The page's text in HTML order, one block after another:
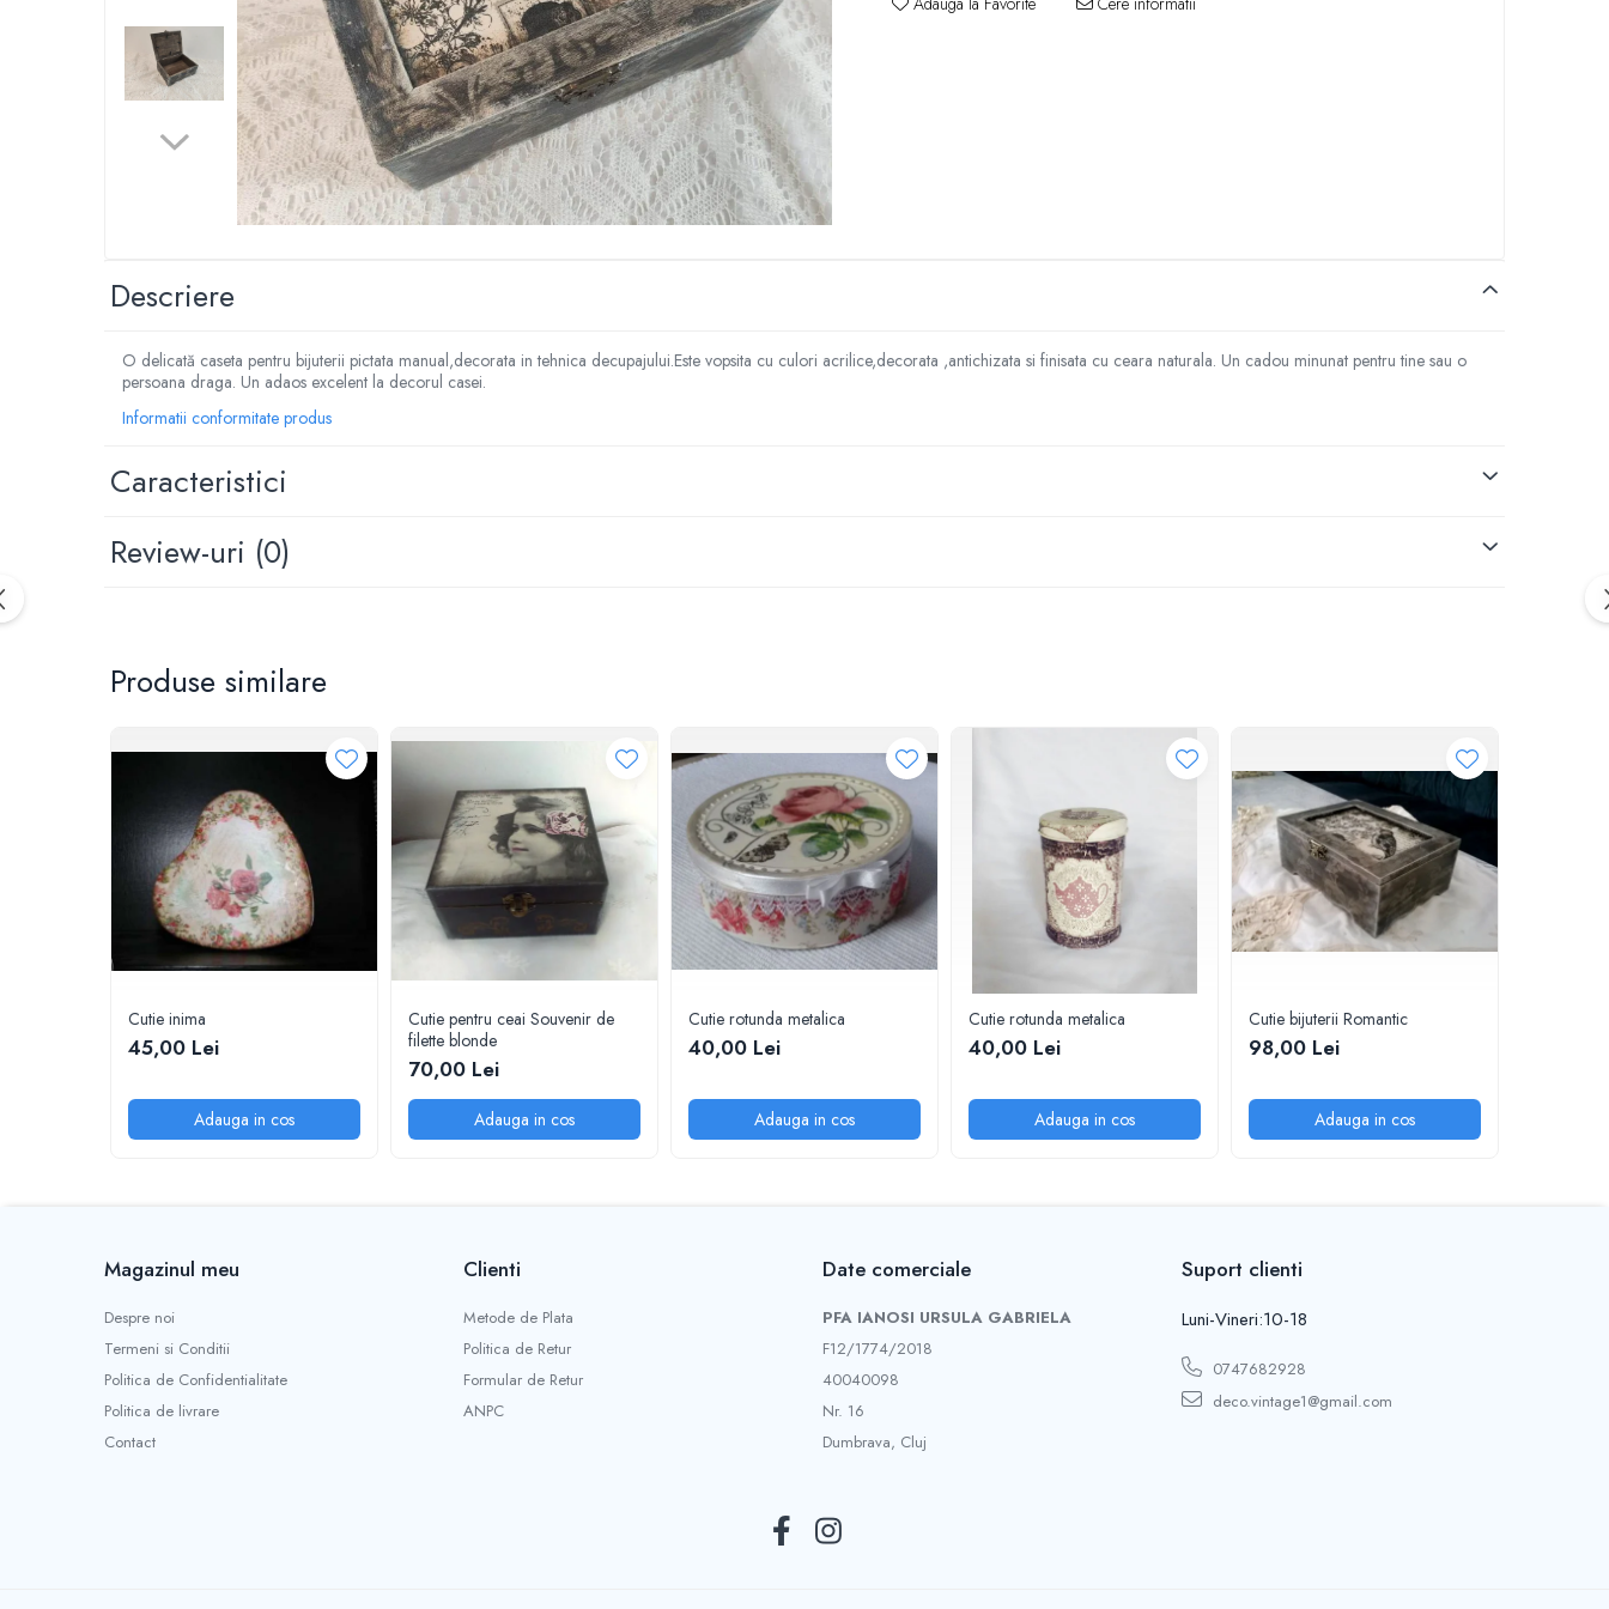
Crăciun Vintage – Globuri și
Decorațiuni Handmade cu Suflet și
Cutii și Casete Bijuterii Handmade –
Eleganță Unicat pentru Comori Personale
Corpuri de Iluminat și Lămpi Handmade
– Lumină cu Stil și Poveste
Descriere
O delicată caseta pentru bijuterii pictata manual,decorata in tehnica decupajului.Este vopsita cu culori acrilice,decorata ,antichizata si finisata cu ceara naturala. Un cadou minunat pentru tine sau o
persoana draga. Un adaos excelent la decorul casei.
Informatii conformitate produs
Caracteristici
Review-uri (0)
Produse similare
Cutie inima
45,00 Lei
Adauga in cos
Cutie pentru ceai Souvenir de
filette blonde
70,00 Lei
Adauga in cos
Cutie rotunda metalica
40,00 Lei
Adauga in cos
Cutie rotunda metalica
40,00 Lei
Adauga in cos
Cutie bijuterii Romantic
98,00 Lei
Adauga in cos
Magazinul meu
Despre noi
Termeni si Conditii
Politica de Confidentialitate
Politica de livrare
Contact
Clienti
Metode de Plata
Politica de Retur
Formular de Retur
ANPC
Date comerciale
PFA IANOSI URSULA GABRIELA
F12/1774/2018
40040098
Nr. 16
Dumbrava, Cluj
Suport clienti
Luni-Vineri:10-18
0747682928
deco.vintage1@gmail.com